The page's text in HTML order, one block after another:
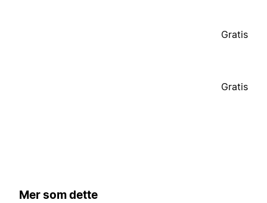
Gratis
Gratis
Mer som dette